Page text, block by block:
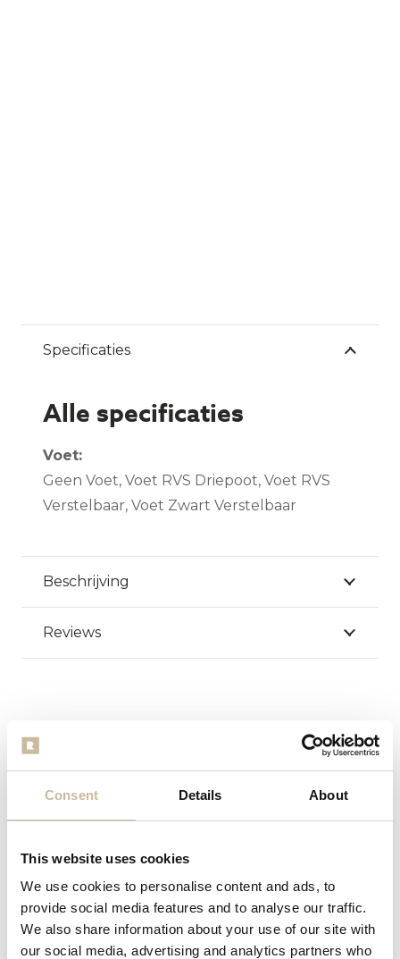
Consent Details About
This website uses cookies
We use cookies to personalise content and ads, to
provide social media features and to analyse our traffic.
We also share information about your use of our site with
our social media, advertising and analytics partners who
Specificaties
Alle specificaties
Voet:
Geen Voet, Voet RVS Driepoot, Voet RVS
Verstelbaar, Voet Zwart Verstelbaar
Beschrijving
Reviews